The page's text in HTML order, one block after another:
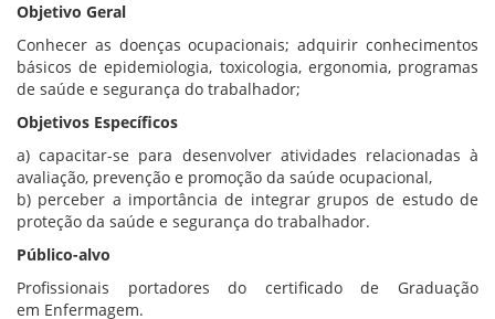
Objetivo Geral
Conhecer as doenças ocupacionais; adquirir conhecimentos
básicos de epidemiologia, toxicologia, ergonomia, programas
de saúde e segurança do trabalhador;
Objetivos Específicos
a) capacitar-se para desenvolver atividades relacionadas à
avaliação, prevenção e promoção da saúde ocupacional,
b) perceber a importância de integrar grupos de estudo de
proteção da saúde e segurança do trabalhador.
Público-alvo
Profissionais portadores do certificado de Graduação
em Enfermagem.